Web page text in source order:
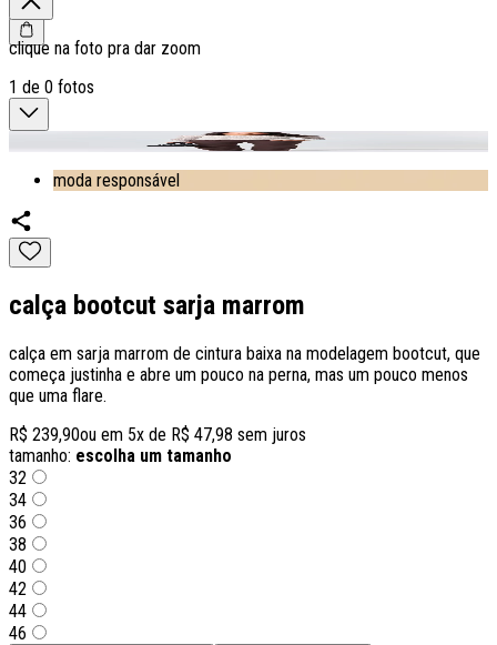
clique na foto pra dar zoom
1 de 0 fotos
moda responsável
calça bootcut sarja marrom
calça em sarja marrom de cintura baixa na modelagem bootcut, que
começa justinha e abre um pouco na perna, mas um pouco menos
que uma flare.
R$ 239,90ou em 5x de R$ 47,98 sem juros
tamanho: escolha um tamanho
32
34
36
38
40
42
44
46